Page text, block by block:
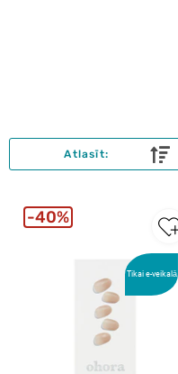
Atlasīt:
Tikai e-veikalā
40%